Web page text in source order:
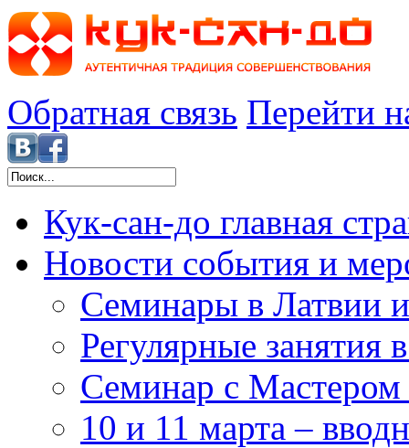
Обратная связь Перейти
Кук-сан-до главная
Новости события и
Семинары в Латвии
Регулярные занятия
Семинар с Мастером
10 и 11 марта –